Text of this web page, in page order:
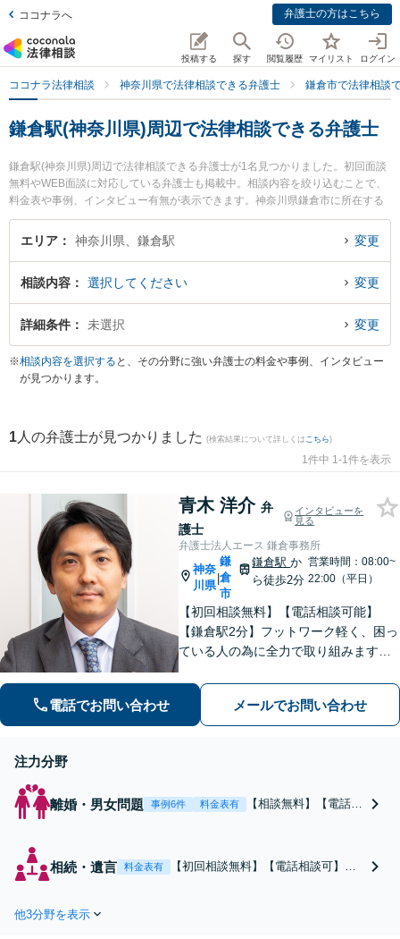
ココナラへ 弁護士の方はこちら
投稿する 探す 閲覧履歴 マイリスト ログイン
ココナラ法律相談 神奈川県で法律相談できる弁護士 鎌倉市で法律相談
鎌倉駅(神奈川県)周辺で法律相談できる弁護士
鎌倉駅(神奈川県)周辺で法律相談できる弁護士が1名見つかりました。初回面談
無料やWEB面談に対応している弁護士も掲載中。相談内容を絞り込むことで、
料金表や事例、インタビュー有無が表示できます。神奈川県鎌倉市に所在する
鎌倉駅は特に弁護士法人エース 鎌倉事務所の青木 洋介弁護士のプロフィール情
報や弁護士費用、強みなどが注目されています。『加害者側のトラブルを勤務
無料で加害者側を法律相談できる鎌倉駅付近の弁護士に面談予約したい』など
でお困りの相談者さんにおすすめです。
エリア 神奈川県、鎌倉駅 変更
相談内容 選択してください 変更
詳細条件 未選択 変更
※相談内容を選択する と、その分野に強い弁護士の料金や事例、インタビュー
が見つかります。
1 人の弁護士が見つかりました (検索結果について詳しくは こちら)
1件中 1-1件を表示
青木 洋介 弁
護士
インタビューを
見る
弁護士法人エース 鎌倉事務所
神奈
川県
|
鎌
倉
市
鎌倉駅か
ら徒歩2分
営業時間：08:00~
22:00（平日）
【初回相談無料】【電話相談可能】
【鎌倉駅2分】フットワーク軽く、困っ
ている人の為に全力で取り組みます。
電話でお問い合わせ メールでお問い合わせ
注力分野
離婚・男女問題 事例6件 料金表有
【相談無料】【電話相
男女問題全般を扱って
います。ご相談に早す
相続・遺言 料金表有
【初回相談無料】【電話相談可】
他3分野を表示